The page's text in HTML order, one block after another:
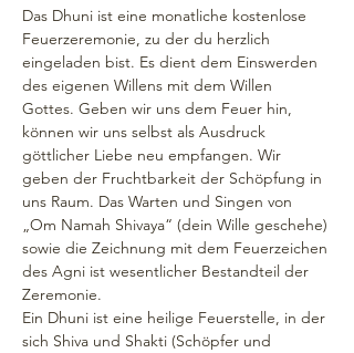
Das Dhuni ist eine monatliche kostenlose
Feuerzeremonie, zu der du herzlich
eingeladen bist. Es dient dem Einswerden
des eigenen Willens mit dem Willen
Gottes. Geben wir uns dem Feuer hin,
können wir uns selbst als Ausdruck
göttlicher Liebe neu empfangen. Wir
geben der Fruchtbarkeit der Schöpfung in
uns Raum. Das Warten und Singen von
„Om Namah Shivaya“ (dein Wille geschehe)
sowie die Zeichnung mit dem Feuerzeichen
des Agni ist wesentlicher Bestandteil der
Zeremonie.
Ein Dhuni ist eine heilige Feuerstelle, in der
sich Shiva und Shakti (Schöpfer und